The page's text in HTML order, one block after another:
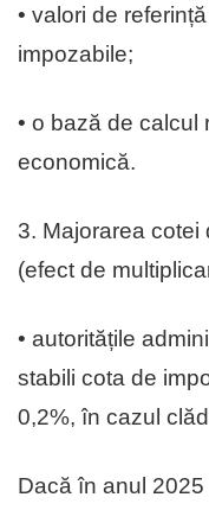
• valori de
impozabile;
• o bază de calcul
economică.
3. Majorarea cotei
(efect de
• autoritățile
stabili cota de
0,2%, în cazul
Dacă în anul